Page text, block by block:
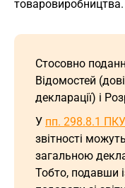
товаровиробництва.
Стосовно
Відомостей
декларації) і
У пп. 298.8.1 ПКУ
звітності
загальною
Тобто, подавши